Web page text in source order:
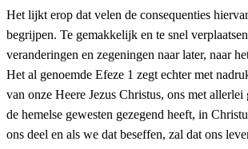
Het lijkt erop dat velen de consequenties
begrijpen. Te gemakkelijk en te snel
veranderingen en zegeningen naar later, naar
Het al genoemde Efeze 1 zegt echter met
van onze Heere Jezus Christus, ons met allerlei
de hemelse gewesten gezegend heeft, in
ons deel en als we dat beseffen, zal dat ons